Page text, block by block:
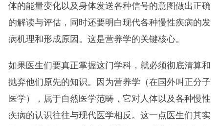
体的能量变化以及身体发送各种信号的意图做出正确
的解读与评估，同时还要明白现代各种慢性疾病的发
病机理和形成原因。这是营养学的关键核心。
如果医生们要真正掌握这门学科，就必须彻底清算和
抛弃他们原先的知识。因为营养学（在国外叫正分子
医学），属于自然医学范畴，它对人体以及各种慢性
疾病的认识往往与现代医学相反。这一点医生们其实